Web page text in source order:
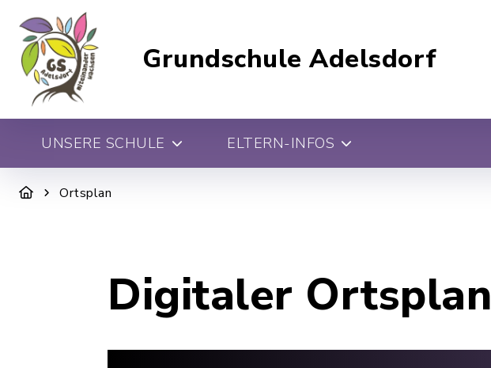
Grundschule Adelsdorf
UNSERE SCHULE ELTERN-INFOS
Ortsplan
Digitaler Ortsplan